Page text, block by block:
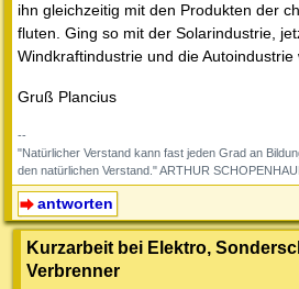
ihn gleichzeitig mit den Produkten der
fluten. Ging so mit der Solarindustrie,
Windkraftindustrie und die Autoindustrie
Gruß Plancius
--
"Natürlicher Verstand kann fast jeden Grad an
den natürlichen Verstand." ARTHUR
antworten
Kurzarbeit bei Elektro,
Verbrenner